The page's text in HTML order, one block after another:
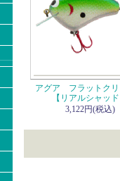
アグア フラットクリ
【リアルシャッ
3,122円(税込)